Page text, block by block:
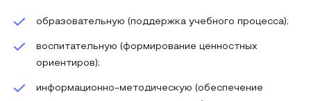
образовательную (поддержка учебного процесса);
воспитательную (формирование ценностных
ориентиров);
информационно-методическую (обеспечение